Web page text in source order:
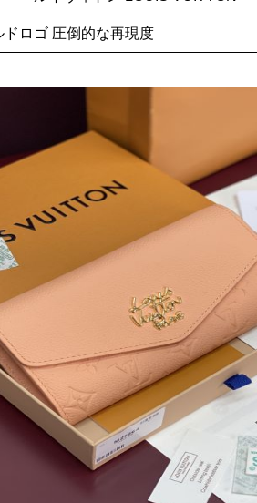
ルイ・ヴィトンスーパーコピー バッグ最
ドロゴ 圧倒的な再現度